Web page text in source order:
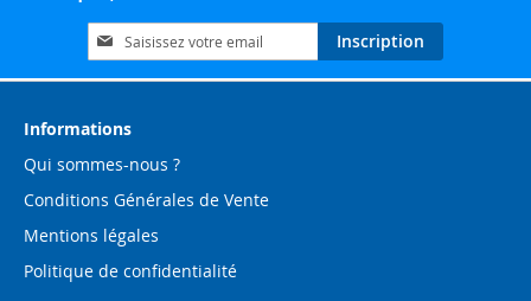
Inscription
à
notre
d’information
Inscription
Informations
Qui sommes-nous ?
Conditions Générales de Vente
Mentions légales
Politique de confidentialité